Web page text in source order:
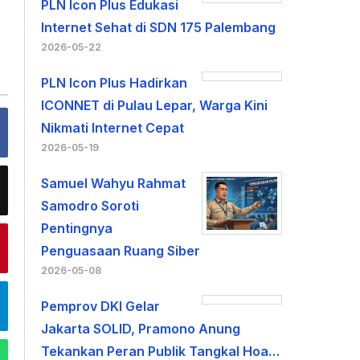
PLN Icon Plus Edukasi
Internet Sehat di SDN 175 Palembang
2026-05-22
PLN Icon Plus Hadirkan
ICONNET di Pulau Lepar, Warga Kini
Nikmati Internet Cepat
2026-05-19
Samuel Wahyu Rahmat
Samodro Soroti
Pentingnya
Penguasaan Ruang Siber
2026-05-08
Pemprov DKI Gelar
Jakarta SOLID, Pramono Anung
Tekankan Peran Publik Tangkal Hoa…